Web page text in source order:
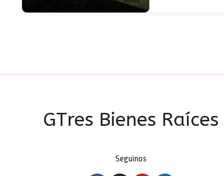
GTres Bienes Raíces
Seguinos